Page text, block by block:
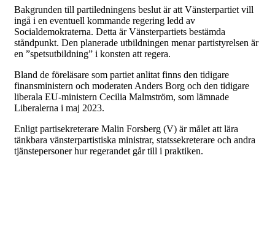
Bakgrunden till partiledningens beslut är att Vänsterpartiet vill
ingå i en eventuell kommande regering ledd av
Socialdemokraterna. Detta är Vänsterpartiets bestämda
ståndpunkt. Den planerade utbildningen menar partistyrelsen är
en ”spetsutbildning” i konsten att regera.
Bland de föreläsare som partiet anlitat finns den tidigare
finansministern och moderaten Anders Borg och den tidigare
liberala EU-ministern Cecilia Malmström, som lämnade
Liberalerna i maj 2023.
Enligt partisekreterare Malin Forsberg (V) är målet att lära
tänkbara vänsterpartistiska ministrar, statssekreterare och andra
tjänstepersoner hur regerandet går till i praktiken.